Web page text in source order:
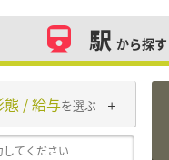
駅 から探す
態 / 給与を選ぶ